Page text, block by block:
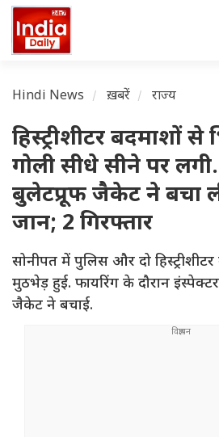
Hindi News ख़बरें राज्य
हिस्ट्रीशीटर बदमाशों
गोली सीधे सीने पर
बुलेटप्रूफ जैकेट ने बचा
जान; 2 गिरफ्तार
सोनीपत में पुलिस और दो
मुठभेड़ हुई. फायरिंग के दौरान
जैकेट ने बचाई.